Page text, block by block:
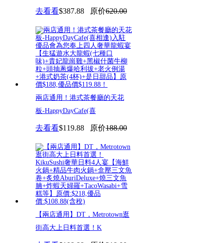
去看看$387.88 原价620.00
兩店通用！港式茶餐廳的天花
板-HappyDayCafe(喜
去看看$119.88 原价188.00
【兩店通用】DT，Metrotown逛
街高大上日料首選！K